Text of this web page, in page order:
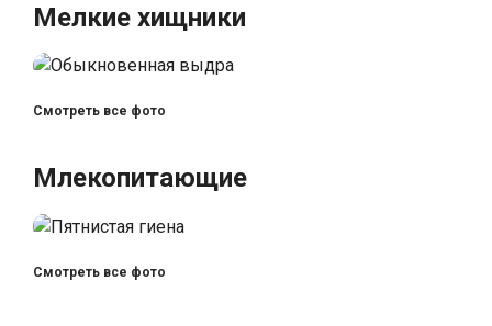
Мелкие хищники
Смотреть все фото
Млекопитающие
Смотреть все фото